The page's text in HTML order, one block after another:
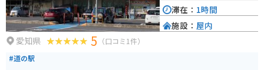
愛知県 5 （口コミ1件）
#道の駅
滞在： 1時間
施設： 屋内